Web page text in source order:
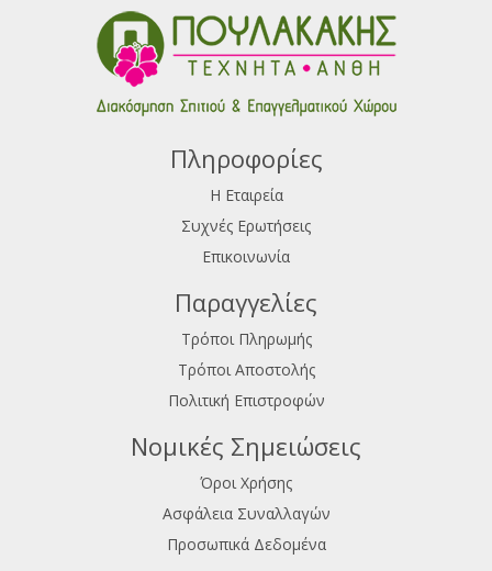
Πληροφορίες
Η Εταιρεία
Συχνές Ερωτήσεις
Επικοινωνία
Παραγγελίες
Τρόποι Πληρωμής
Τρόποι Αποστολής
Πολιτική Επιστροφών
Νομικές Σημειώσεις
Όροι Χρήσης
Ασφάλεια Συναλλαγών
Προσωπικά Δεδομένα